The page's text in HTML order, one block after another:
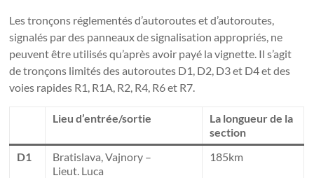
Les tronçons réglementés d’autoroutes et d’autoroutes,
signalés par des panneaux de signalisation appropriés, ne
peuvent être utilisés qu’après avoir payé la vignette. Il s’agit
de tronçons limités des autoroutes D1, D2, D3 et D4 et des
voies rapides R1, R1A, R2, R4, R6 et R7.
Lieu d’entrée/sortie
La longueur de la
section
D1
Bratislava, Vajnory –
Lieut. Luca
185km